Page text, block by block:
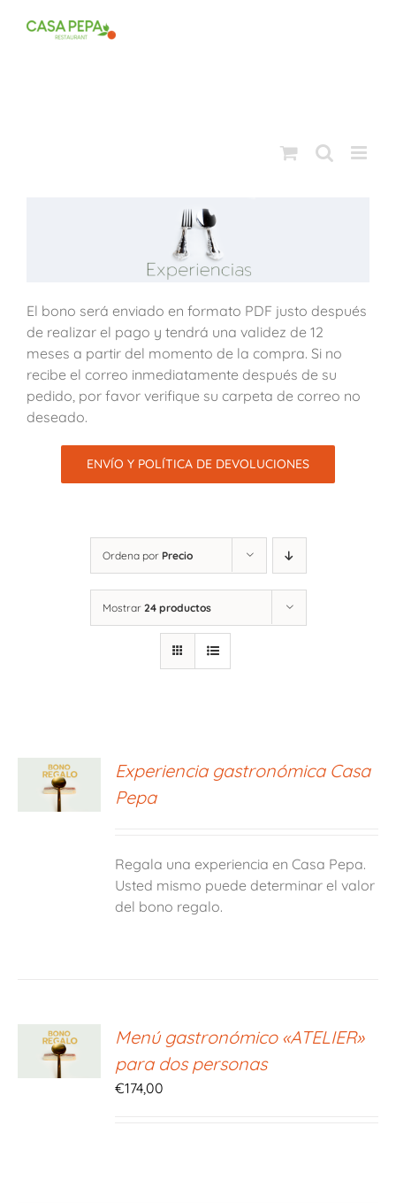
El bono será enviado en formato PDF justo después
de realizar el pago y tendrá una validez de 12
meses a partir del momento de la compra. Si no
recibe el correo inmediatamente después de su
pedido, por favor verifique su carpeta de correo no
deseado.
ENVÍO Y POLÍTICA DE DEVOLUCIONES
Ordena por Precio
Mostrar 24 productos
Experiencia gastronómica Casa
Pepa
Regala una experiencia en Casa Pepa.
Usted mismo puede determinar el valor
del bono regalo.
Menú gastronómico «ATELIER»
para dos personas
€174,00